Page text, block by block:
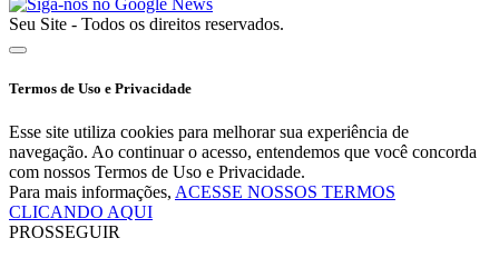
Seu Site - Todos os direitos reservados.
Termos de Uso e Privacidade
Esse site utiliza cookies para melhorar sua experiência de
navegação. Ao continuar o acesso, entendemos que você concorda
com nossos Termos de Uso e Privacidade.
Para mais informações, ACESSE NOSSOS TERMOS
CLICANDO AQUI
PROSSEGUIR